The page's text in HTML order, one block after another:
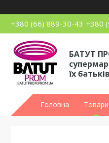
+380 (66) 889-30-43 +380
БАТУТ
їх батьків
Головна Товари